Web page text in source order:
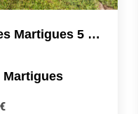
Maison Chateauneuf Les Martigues 5 Pièce(s) 101 M2 Garage...
Martigues